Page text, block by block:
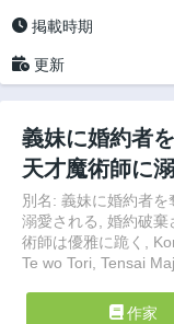
掲載時期
更新
義妹に婚約者
天才魔術師に
別名: 義妹に婚約者
溺愛される, 婚約破
術師は優雅に跪く,
Te wo Tori, Tensai
作家